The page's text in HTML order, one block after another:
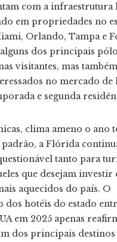
com a infraestrutura
em propriedades no
Orlando, Tampa e
dos principais
visitantes, mas também
no mercado de
e segunda
clima ameno o ano
a Flórida
tanto para
que desejam investir
aquecidos do país. O
dos hotéis do estado
em 2025 apenas
dos principais destinos